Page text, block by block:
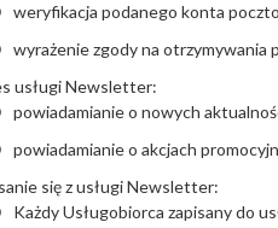
weryfikacja podanego konta
wyrażenie zgody na otrzymywania
usługi Newsletter:
powiadamianie o nowych
powiadamianie o akcjach
się z usługi Newsletter:
Każdy Usługobiorca zapisany do